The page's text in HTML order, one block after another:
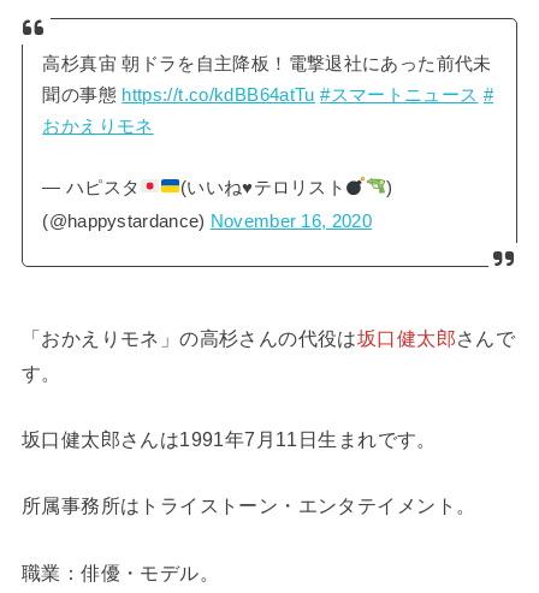
高杉真宙 朝ドラを自主降板！電撃退社にあった前代未
聞の事態 https://t.co/kdBB64atTu #スマートニュース #
おかえりモネ
— ハピスタ (いいね♥️テロリスト
)
(@happystardance) November 16, 2020
「おかえりモネ」の高杉さんの代役は坂口健太郎さんで
す。
坂口健太郎さんは1991年7月11日生まれです。
所属事務所はトライストーン・エンタテイメント。
職業：俳優・モデル。